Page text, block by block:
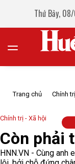
Thứ Bảy,
Trang chủ Chính
Chính trị - Xã hội
Còn phải
HNN.VN - Cùng anh